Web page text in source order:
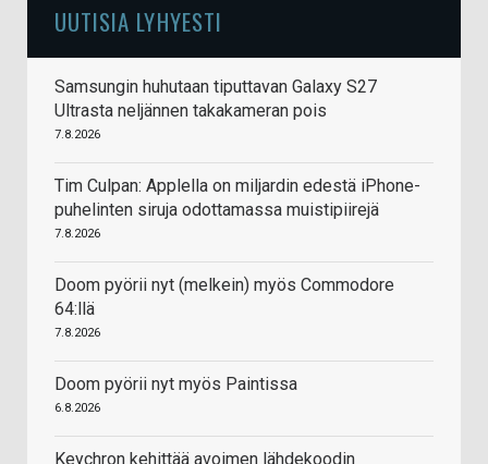
UUTISIA LYHYESTI
Samsungin huhutaan tiputtavan Galaxy S27
Ultrasta neljännen takakameran pois
7.8.2026
Tim Culpan: Applella on miljardin edestä iPhone-
puhelinten siruja odottamassa muistipiirejä
7.8.2026
Doom pyörii nyt (melkein) myös Commodore
64:llä
7.8.2026
Doom pyörii nyt myös Paintissa
6.8.2026
Keychron kehittää avoimen lähdekoodin